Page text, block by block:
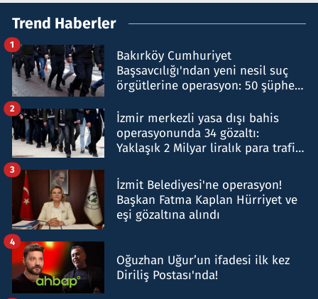
Trend Haberler
Bakırköy Cumhuriyet
Başsavcılığı'ndan yeni nesil suç
örgütlerine operasyon: 50 şüpheli
1
İzmir merkezli yasa dışı bahis
operasyonunda 34 gözaltı:
Yaklaşık 2 Milyar liralık para trafiği
2
İzmit Belediyesi'ne operasyon!
Başkan Fatma Kaplan Hürriyet ve
eşi gözaltına alındı
3
Oğuzhan Uğur’un ifadesi ilk kez
Diriliş Postası'nda!
4